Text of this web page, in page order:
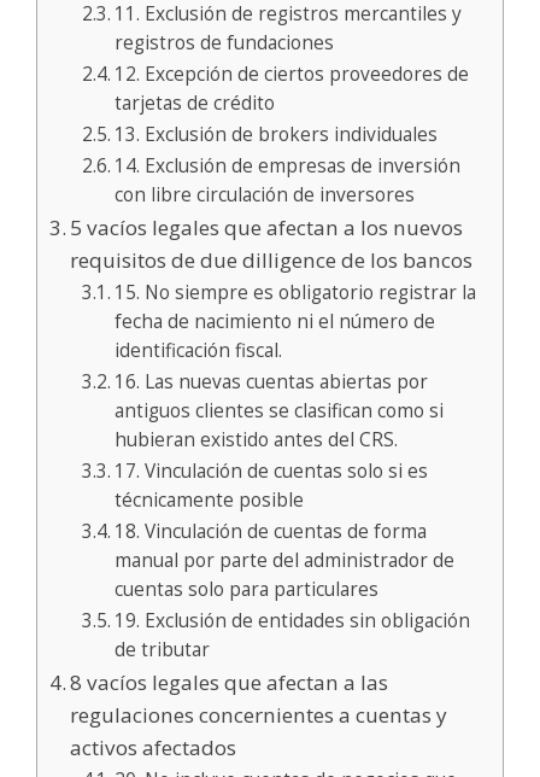
11. Exclusión de registros mercantiles y
registros de fundaciones
12. Excepción de ciertos proveedores de
tarjetas de crédito
13. Exclusión de brokers individuales
14. Exclusión de empresas de inversión
con libre circulación de inversores
5 vacíos legales que afectan a los nuevos
requisitos de due dilligence de los bancos
15. No siempre es obligatorio registrar la
fecha de nacimiento ni el número de
identificación fiscal.
16. Las nuevas cuentas abiertas por
antiguos clientes se clasifican como si
hubieran existido antes del CRS.
17. Vinculación de cuentas solo si es
técnicamente posible
18. Vinculación de cuentas de forma
manual por parte del administrador de
cuentas solo para particulares
19. Exclusión de entidades sin obligación
de tributar
8 vacíos legales que afectan a las
regulaciones concernientes a cuentas y
activos afectados